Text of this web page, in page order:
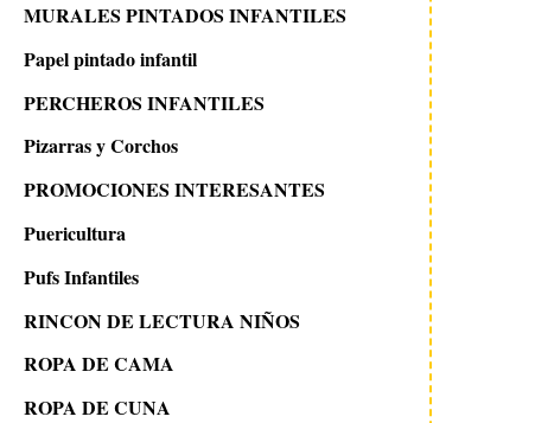
MURALES PINTADOS INFANTILES
Papel pintado infantil
PERCHEROS INFANTILES
Pizarras y Corchos
PROMOCIONES INTERESANTES
Puericultura
Pufs Infantiles
RINCON DE LECTURA NIÑOS
ROPA DE CAMA
ROPA DE CUNA